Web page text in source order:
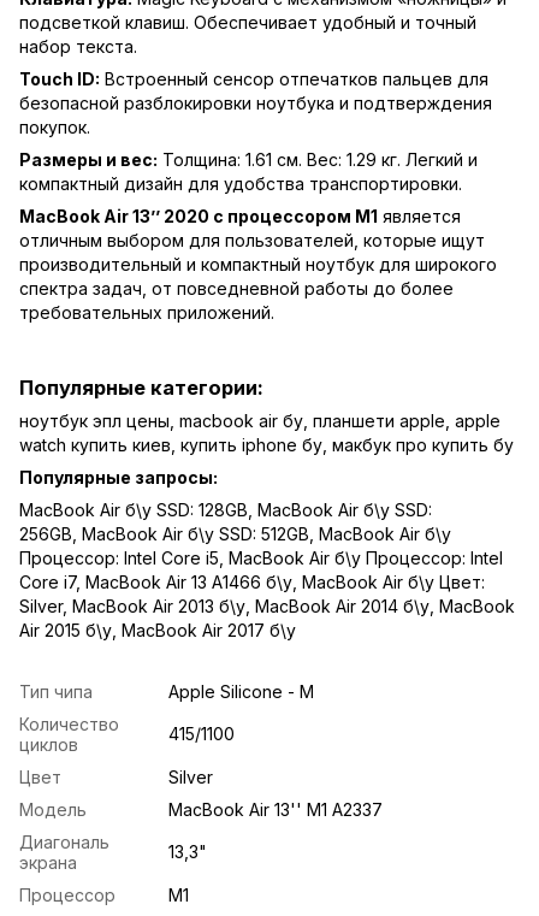
подсветкой клавиш. Обеспечивает удобный и точный
набор текста.
Touch ID: Встроенный сенсор отпечатков пальцев для
безопасной разблокировки ноутбука и подтверждения
покупок.
Размеры и вес: Толщина: 1.61 см. Вес: 1.29 кг. Легкий и
компактный дизайн для удобства транспортировки.
MacBook Air 13’’ 2020 с процессором M1 является
отличным выбором для пользователей, которые ищут
производительный и компактный ноутбук для широкого
спектра задач, от повседневной работы до более
требовательных приложений.
Популярные категории:
ноутбук эпл цены macbook air бу планшети apple apple
watch купить киев купить iphone бу макбук про купить бу
Популярные запросы:
MacBook Air б\у SSD: 128GB MacBook Air б\у SSD:
256GB MacBook Air б\у SSD: 512GB MacBook Air б\у
Процессор: Intel Core i5 MacBook Air б\у Процессор: Intel
Core i7, MacBook Air 13 A1466 б\у MacBook Air б\у Цвет:
Silver, MacBook Air 2013 б\у MacBook Air 2014 б\у MacBook
Air 2015 б\у MacBook Air 2017 б\у
Тип чипа
Apple Silicone - M
Количество
циклов
415/1100
Цвет
Silver
Модель
MacBook Air 13'' M1 A2337
Диагональ
экрана
13,3"
Процессор
M1